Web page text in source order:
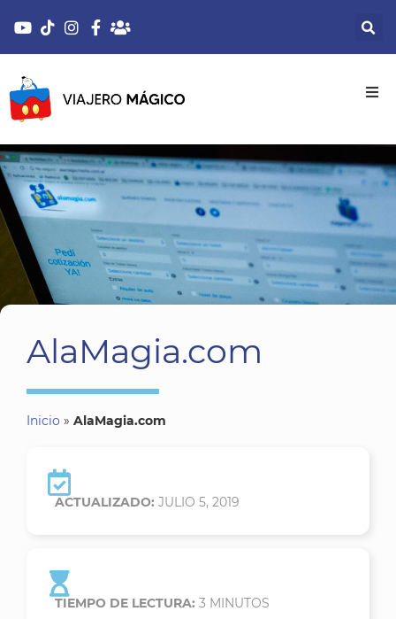
AlaMagia.com
Inicio » AlaMagia.com
ACTUALIZADO: JULIO 5, 2019
TIEMPO DE LECTURA: 3 MINUTOS